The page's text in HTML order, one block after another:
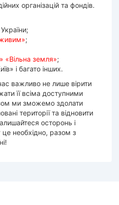
організацій та фондів.
;
«Вільна земля»;
і багато інших.
важливо не лише вірити
її всіма доступними
ми зможемо здолати
території та відновити
осторонь і
необхідно, разом з